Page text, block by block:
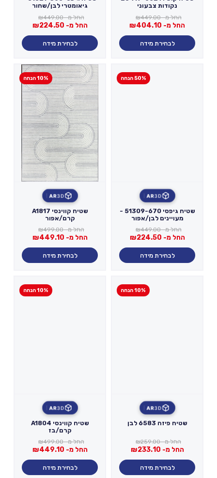
נקודות צבעוני
החל מ- ₪449.00
החל מ- ₪404.10
לבחירת מידה
גיאומטרי לבן/שחור
החל מ- ₪449.00
החל מ- ₪224.50
לבחירת מידה
50% הנחה
3D
AR
שטיח גיפסי 51309-670 -
מעויינים לבן/אפור
החל מ- ₪449.00
החל מ- ₪224.50
לבחירת מידה
10% הנחה
3D
AR
שטיח קווינסי A1817
קרם/אפור
החל מ- ₪499.00
החל מ- ₪449.10
לבחירת מידה
10% הנחה
3D
AR
שטיח פיזה 6583 לבן
החל מ- ₪259.00
החל מ- ₪233.10
לבחירת מידה
10% הנחה
3D
AR
שטיח קווינסי A1804
קרם/בז
החל מ- ₪499.00
החל מ- ₪449.10
לבחירת מידה